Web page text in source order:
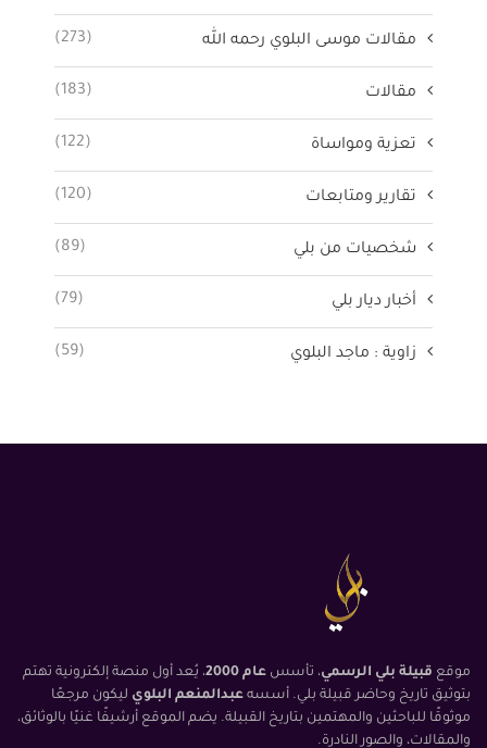
مقالات موسى البلوي رحمه الله (273)
مقالات (183)
تعزية ومواساة (122)
تقارير ومتابعات (120)
شخصيات من بلي (89)
أخبار ديار بلي (79)
زاوية : ماجد البلوي (59)
موقع قبيلة بلي الرسمي، تأسس عام 2000
، يُعد أول منصة إلكترونية تهتم
بتوثيق تاريخ وحاضر قبيلة بلي. أسسه عبدالمنعم البلوي ليكون مرجعًا
موثوقًا للباحثين والمهتمين بتاريخ القبيلة. يضم الموقع أرشيفًا غنيًا بالوثائق،
والمقالات، والصور النادرة.